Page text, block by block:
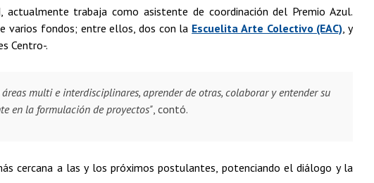
trabaja como asistente de coordinación del Premio Azul.
varios fondos; entre ellos, dos con la Escuelita Arte Colectivo (EAC), y
Centro-.
multi e interdisciplinares, aprender de otras, colaborar y entender su
en la formulación de proyectos" , contó.
cercana a las y los próximos postulantes, potenciando el diálogo y la